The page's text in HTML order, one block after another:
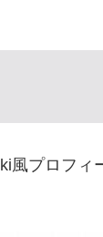
風プロフィ